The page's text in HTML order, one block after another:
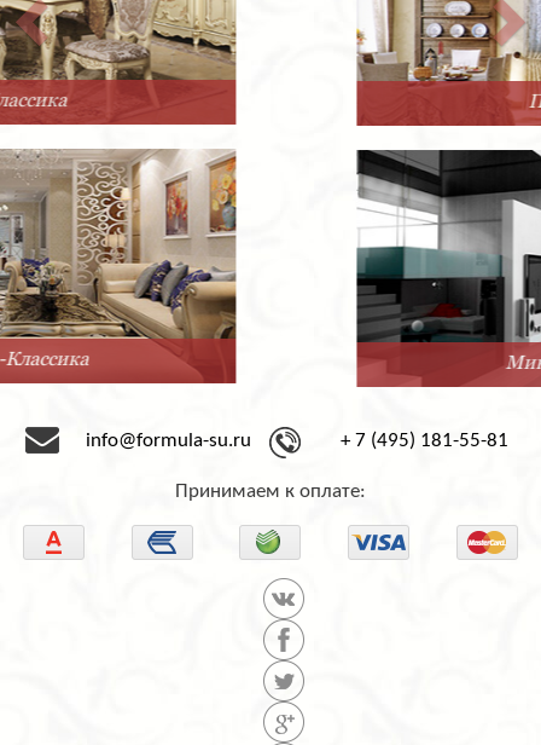
info@formula-su.ru + 7 (495) 181-55-81
Принимаем к оплате: